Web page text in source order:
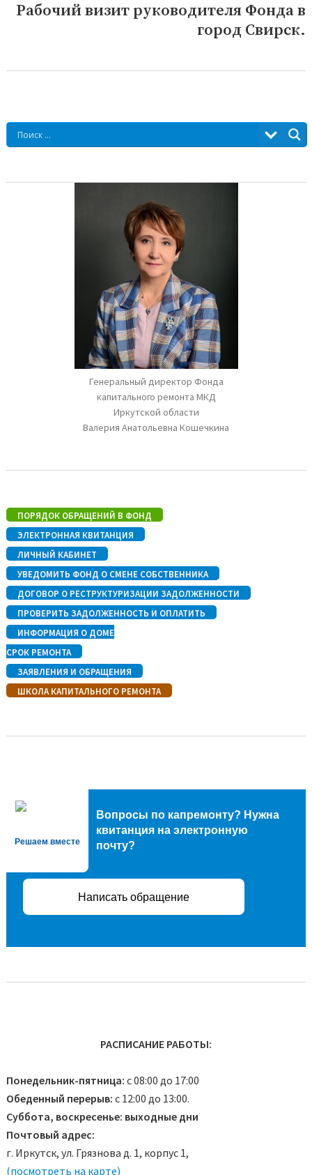
Следующая
Рабочий визит руководителя Фонда в
город Свирск.
Генеральный директор Фонда
капитального ремонта МКД
Иркутской области
Валерия Анатольевна Кошечкина
ПОРЯДОК ОБРАЩЕНИЙ В ФОНД
ЭЛЕКТРОННАЯ КВИТАНЦИЯ
ЛИЧНЫЙ КАБИНЕТ
УВЕДОМИТЬ ФОНД О СМЕНЕ СОБСТВЕННИКА
ДОГОВОР О РЕСТРУКТУРИЗАЦИИ ЗАДОЛЖЕННОСТИ
ПРОВЕРИТЬ ЗАДОЛЖЕННОСТЬ И ОПЛАТИТЬ
ИНФОРМАЦИЯ О ДОМЕ
СРОК РЕМОНТА
ЗАЯВЛЕНИЯ И ОБРАЩЕНИЯ
ШКОЛА КАПИТАЛЬНОГО РЕМОНТА
Решаем вместе
Вопросы по капремонту? Нужна
квитанция на электронную
почту?
Написать обращение
РАСПИСАНИЕ РАБОТЫ:
Понедельник-пятница: с 08:00 до 17:00
Обеденный перерыв: с 12:00 до 13:00.
Суббота, воскресенье: выходные дни
Почтовый адрес:
г. Иркутск, ул. Грязнова д. 1, корпус 1,
(посмотреть на карте)